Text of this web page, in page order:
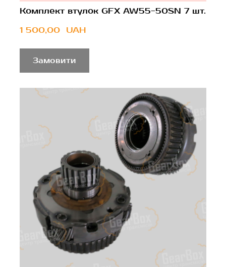
Комплект втулок GFX AW55-50SN 7 шт.
1 500,00  UAH
Замовити